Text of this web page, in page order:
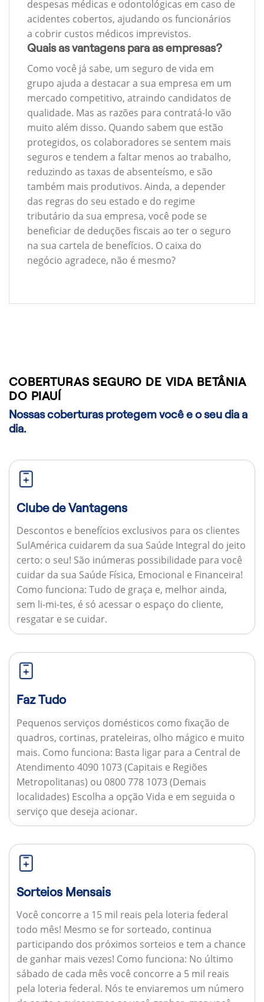
despesas médicas e odontológicas em caso de
acidentes cobertos, ajudando os funcionários
a cobrir custos médicos imprevistos.
Quais as vantagens para as empresas?
Como você já sabe, um seguro de vida em
grupo ajuda a destacar a sua empresa em um
mercado competitivo, atraindo candidatos de
qualidade. Mas as razões para contratá-lo vão
muito além disso. Quando sabem que estão
protegidos, os colaboradores se sentem mais
seguros e tendem a faltar menos ao trabalho,
reduzindo as taxas de absenteísmo, e são
também mais produtivos. Ainda, a depender
das regras do seu estado e do regime
tributário da sua empresa, você pode se
beneficiar de deduções fiscais ao ter o seguro
na sua cartela de benefícios. O caixa do
negócio agradece, não é mesmo?
COBERTURAS SEGURO DE VIDA BETÂNIA
DO PIAUÍ
Nossas coberturas protegem você e o seu dia a
dia.
Clube de Vantagens
Descontos e benefícios exclusivos para os clientes
SulAmérica cuidarem da sua Saúde Integral do jeito
certo: o seu! São inúmeras possibilidade para você
cuidar da sua Saúde Física, Emocional e Financeira!
Como funciona: Tudo de graça e, melhor ainda,
sem li-mi-tes, é só acessar o espaço do cliente,
resgatar e se cuidar.
Faz Tudo
Pequenos serviços domésticos como fixação de
quadros, cortinas, prateleiras, olho mágico e muito
mais. Como funciona: Basta ligar para a Central de
Atendimento 4090 1073 (Capitais e Regiões
Metropolitanas) ou 0800 778 1073 (Demais
localidades) Escolha a opção Vida e em seguida o
serviço que deseja acionar.
Sorteios Mensais
Você concorre a 15 mil reais pela loteria federal
todo mês! Mesmo se for sorteado, continua
participando dos próximos sorteios e tem a chance
de ganhar mais vezes! Como funciona: No último
sábado de cada mês você concorre a 5 mil reais
pela loteria federal. Nós te enviaremos um número